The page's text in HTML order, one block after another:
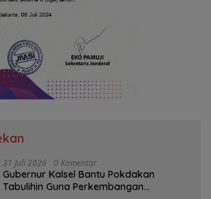
31 Juli 2026 0 Komentar
Gubernur Kalsel Bantu Pokdakan
Tabulihin Guna Perkembangan